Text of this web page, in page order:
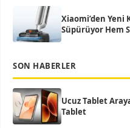
Xiaomi’den Yeni
Süpürüyor Hem
SON HABERLER
Ucuz Tablet
Tablet